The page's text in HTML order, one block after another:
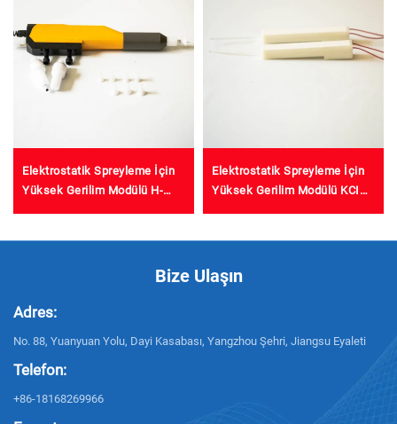
Elektrostatik Spreyleme İçin
Yüksek Gerilim Modülü H-
Elektrostatik Spreyleme İçin
Yüksek Gerilim Modülü KCI
Bize Ulaşın
Adres:
No. 88, Yuanyuan Yolu, Dayi Kasabası, Yangzhou Şehri, Jiangsu Eyaleti
Telefon:
+86-18168269966